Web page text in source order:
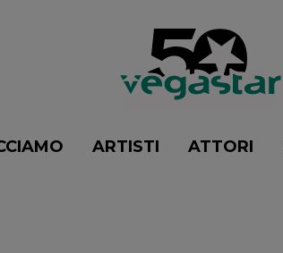
ARTISTI ATTORI